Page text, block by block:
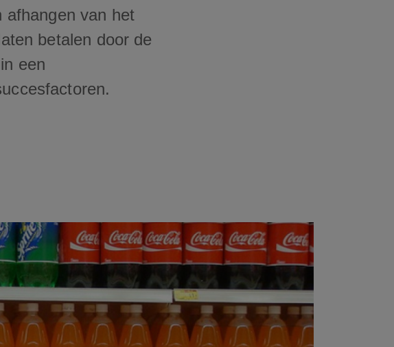
afhangen van het
betalen door de
een